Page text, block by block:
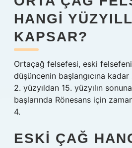
HANGI
KAPSAR?
Ortaçağ felsefesi, eski
düşüncenin başlangıcına kadar
2. yüzyıldan 15. yüzyılın
başlarında Rönesans için
4.
ESKI ÇAĞ